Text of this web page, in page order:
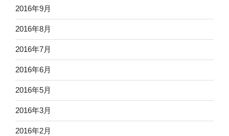
2016年9月
2016年8月
2016年7月
2016年6月
2016年5月
2016年3月
2016年2月